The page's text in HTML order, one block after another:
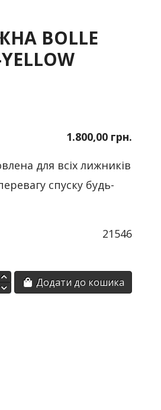
BOLLE
1.800,00 грн.
для всіх лижників
спуску будь-
21546
Додати до кошика